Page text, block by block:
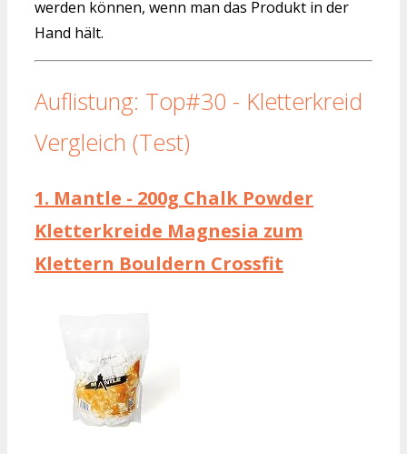
werden können, wenn man das Produkt in der
Hand hält.
Auflistung: Top#30 - Kletterkreid
Vergleich (Test)
1. Mantle - 200g Chalk Powder
Kletterkreide Magnesia zum
Klettern Bouldern Crossfit